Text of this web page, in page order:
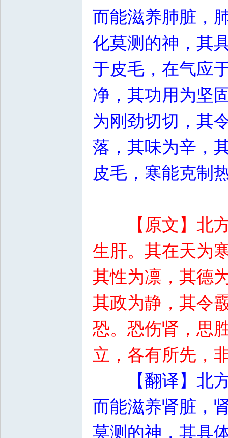
而能滋养肺脏，
化莫测的神，其
于皮毛，在气应
净，其功用为坚
为刚劲切切，其
落，其味为辛，
皮毛，寒能克制
【原文】北
生肝。其在天为
其性为凛，其德
其政为静，其令
恐。恐伤肾，思
立，各有所先，
【翻译】北
而能滋养肾脏，
莫测的神，其具